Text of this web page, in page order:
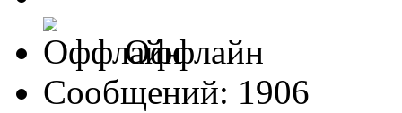
Оффлайн
Сообщений: 1906